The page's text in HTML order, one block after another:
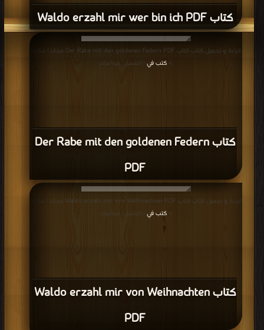
كتاب Waldo erzahl mir wer bin ich PDF
كتاب Der Rabe mit den goldenen Federn
PDF
قراءة و تحميل كتاب كتاب Der Rabe mit den goldenen Federn PDF مجانا | مكتبة
> كتب في | التحميل : مرة/مرات
كتاب Waldo erzahl mir von Weihnachten
PDF
قراءة و تحميل كتاب كتاب Waldo erzahl mir von Weihnachten PDF مجانا | مكتبة
> كتب في | التحميل : مرة/مرات